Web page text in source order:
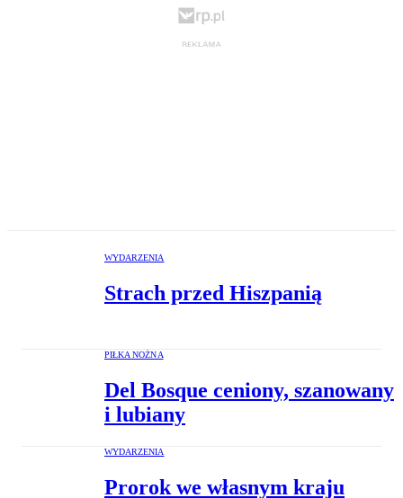
WYDARZENIA
Strach przed Hiszpanią
PIŁKA NOŻNA
Del Bosque ceniony, szanowany
i lubiany
WYDARZENIA
Prorok we własnym kraju